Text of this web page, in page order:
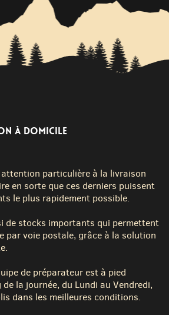
à domicile
particulière à la livraison
en sorte que ces derniers puissent
le plus rapidement possible.
de stocks importants qui permettent
par voie postale, grâce à la solution
de préparateur est à pied
la journée, du Lundi au Vendredi,
dans les meilleures conditions.